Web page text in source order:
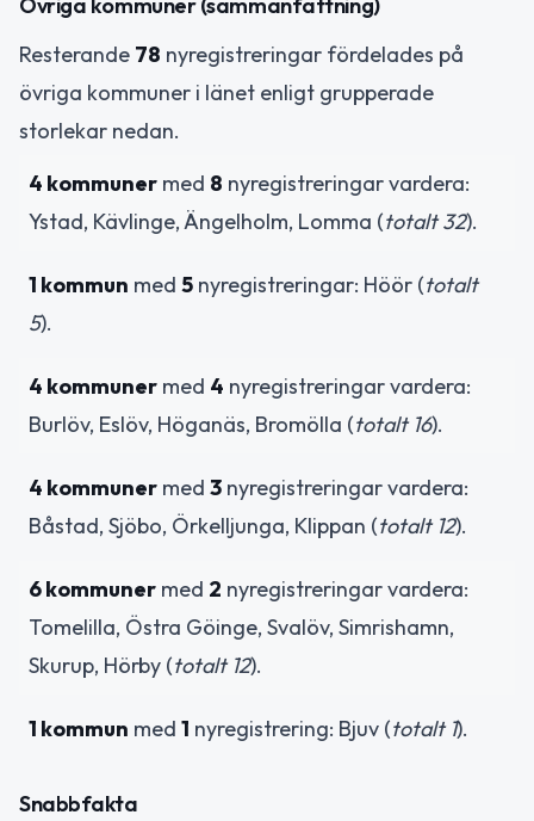
Resterande 78 nyregistreringar fördelades på
övriga kommuner i länet enligt grupperade
storlekar nedan.
4 kommuner med 8 nyregistreringar vardera:
Ystad, Kävlinge, Ängelholm, Lomma (totalt 32).
1 kommun med 5 nyregistreringar: Höör (totalt
5).
4 kommuner med 4 nyregistreringar vardera:
Burlöv, Eslöv, Höganäs, Bromölla (totalt 16).
4 kommuner med 3 nyregistreringar vardera:
Båstad, Sjöbo, Örkelljunga, Klippan (totalt 12).
6 kommuner med 2 nyregistreringar vardera:
Tomelilla, Östra Göinge, Svalöv, Simrishamn,
Skurup, Hörby (totalt 12).
1 kommun med 1 nyregistrering: Bjuv (totalt 1).
Snabbfakta